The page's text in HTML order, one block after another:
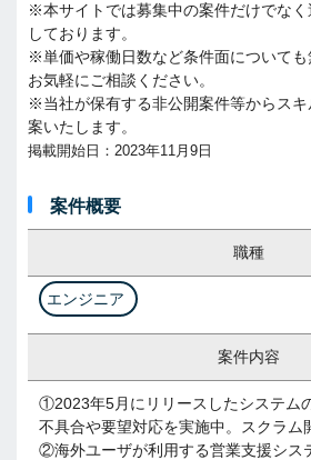
※本サイトでは募集中の案件だけでな
しております。
※単価や稼働日数など条件面についても
お気軽にご相談ください。
※当社が保有する非公開案件等からス
案いたします。
掲載開始日：2023年11月9日
案件概要
職種
エンジニア
案件内容
①2023年5月にリリースしたシステム
不具合や要望対応を実施中。スクラム
②海外ユーザが利用する営業支援シス